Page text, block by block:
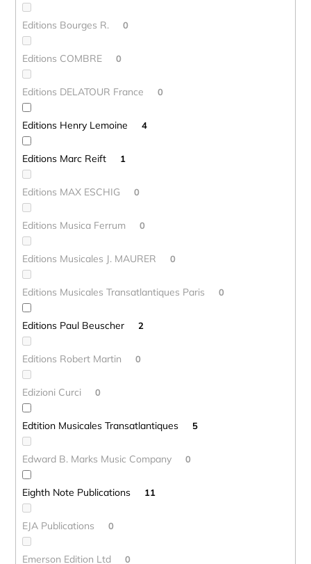
Editions Bourges R. 0
Editions COMBRE 0
Editions DELATOUR France 0
Editions Henry Lemoine 4
Editions Marc Reift 1
Editions MAX ESCHIG 0
Editions Musica Ferrum 0
Editions Musicales J. MAURER 0
Editions Musicales Transatlantiques Paris 0
Editions Paul Beuscher 2
Editions Robert Martin 0
Edizioni Curci 0
Edtition Musicales Transatlantiques 5
Edward B. Marks Music Company 0
Eighth Note Publications 11
EJA Publications 0
Emerson Edition Ltd 0